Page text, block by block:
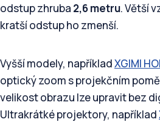
odstup zhruba 2,6 metru. Větší
kratší odstup ho zmenší.
Vyšší modely, napříkladXGIMI
optický zoom s projekčním
velikost obrazu lze upravit bez
Ultrakrátké projektory, například